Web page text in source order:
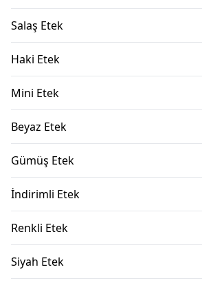
Salaş Etek
Haki Etek
Mini Etek
Beyaz Etek
Gümüş Etek
İndirimli Etek
Renkli Etek
Siyah Etek